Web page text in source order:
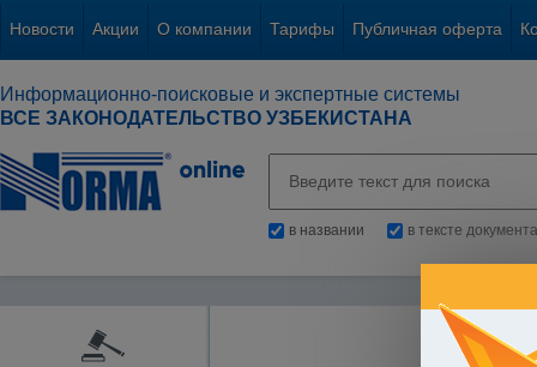
Новости Акции О компании Тарифы Публичная оферта
Информационно-поисковые и экспертные системы
ВСЕ ЗАКОНОДАТЕЛЬСТВО УЗБЕКИСТАНА
в названии в тексте документа